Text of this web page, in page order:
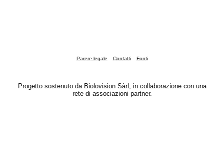
Parere legale Contatti Fonti
Progetto sostenuto da Biolovision Sàrl, in collaborazione con una
rete di associazioni partner.